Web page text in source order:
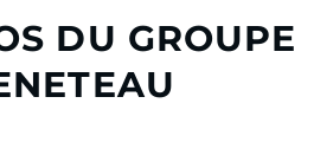
DU GROUPE